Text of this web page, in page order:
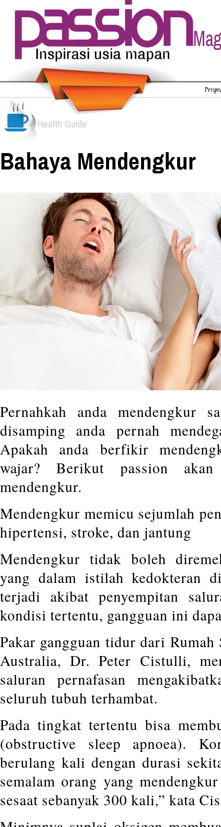
Health Guide
Bahaya Mendengkur
Pernahkah anda mendengkur
disamping anda pernah
Apakah anda berfikir
wajar? Berikut passion akan
mendengkur.
Mendengkur memicu sejumlah
hipertensi, stroke, dan jantung
Mendengkur tidak boleh
yang dalam istilah kedokteran
terjadi akibat penyempitan
kondisi tertentu, gangguan ini
Pakar gangguan tidur dari
Australia, Dr. Peter Cistulli,
saluran pernafasan
seluruh tubuh terhambat.
Pada tingkat tertentu bisa
(obstructive sleep apnoea).
berulang kali dengan durasi
semalam orang yang
sesaat sebanyak 300 kali,” kata